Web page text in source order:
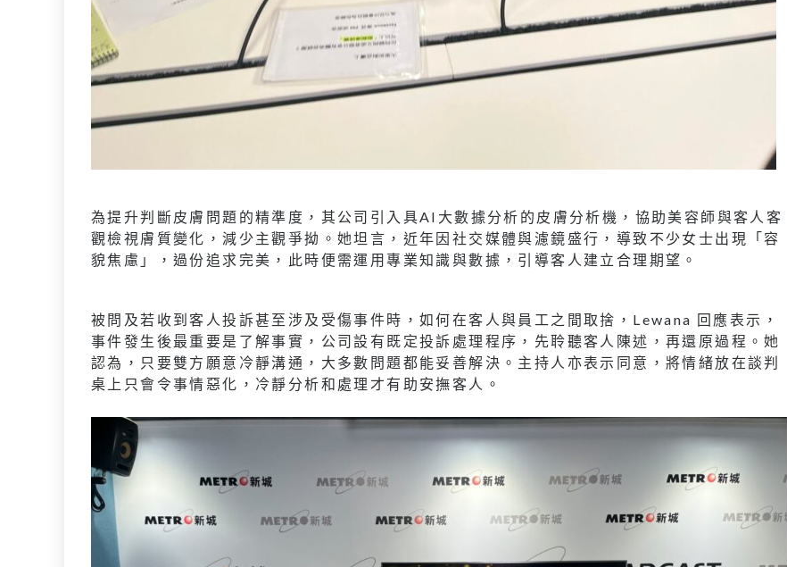
為提升判斷皮膚問題的精準度，其公司引入具AI大數據分析的皮膚分析機，協助美容師與客人客
觀檢視膚質變化，減少主觀爭拗。她坦言，近年因社交媒體與濾鏡盛行，導致不少女士出現「容
貌焦慮」，過份追求完美，此時便需運用專業知識與數據，引導客人建立合理期望。
被問及若收到客人投訴甚至涉及受傷事件時，如何在客人與員工之間取捨，Lewana 回應表示，
事件發生後最重要是了解事實，公司設有既定投訴處理程序，先聆聽客人陳述，再還原過程。她
認為，只要雙方願意冷靜溝通，大多數問題都能妥善解決。主持人亦表示同意，將情緒放在談判
桌上只會令事情惡化，冷靜分析和處理才有助安撫客人。